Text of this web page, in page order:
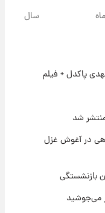
بود؟
با اعداد ویژه
پول ایران» اعلام
ایران‌خودرو و سایپا
ماه سال
پاکدل + فیلم
شد
در آغوش غزل
می‌جوشید